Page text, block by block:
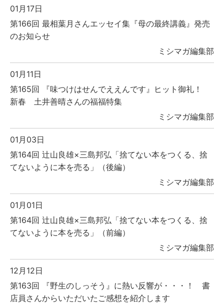
01月17日
第166回 最相葉月さんエッセイ集『母の最終講義』発売
のお知らせ
ミシマガ編集部
01月11日
第165回 『味つけはせんでええんです』ヒット御礼！
新春 土井善晴さんの福福特集
ミシマガ編集部
01月03日
第164回 辻山良雄×三島邦弘「捨てない本をつくる、捨
てないように本を売る」（後編）
ミシマガ編集部
01月01日
第164回 辻山良雄×三島邦弘「捨てない本をつくる、捨
てないように本を売る」（前編）
ミシマガ編集部
12月12日
第163回 『野生のしっそう』に熱い反響が・・・！ 書
店員さんからいただいたご感想を紹介します